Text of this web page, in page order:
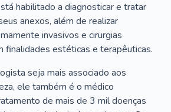
habilitado a diagnosticar e tratar
anexos, além de realizar
invasivos e cirurgias
finalidades estéticas e terapêuticas.
seja mais associado aos
ele também é o médico
de mais de 3 mil doenças